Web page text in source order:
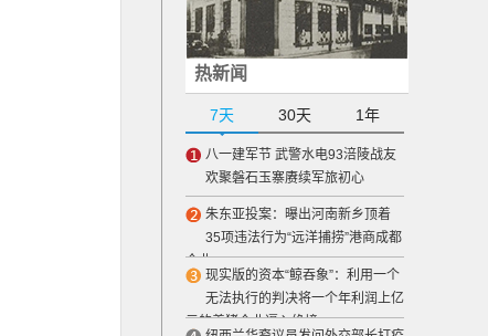
热新闻
7天 30天 1年
八一建军节 武警水电93涪陵战友
欢聚磐石玉寨赓续军旅初心
朱东亚投案：曝出河南新乡顶着
35项违法行为“远洋捕捞”港商成都
企业
现实版的资本“鲸吞象”：利用一个
无法执行的判决将一个年利润上亿
元的养猪企业逼入绝境